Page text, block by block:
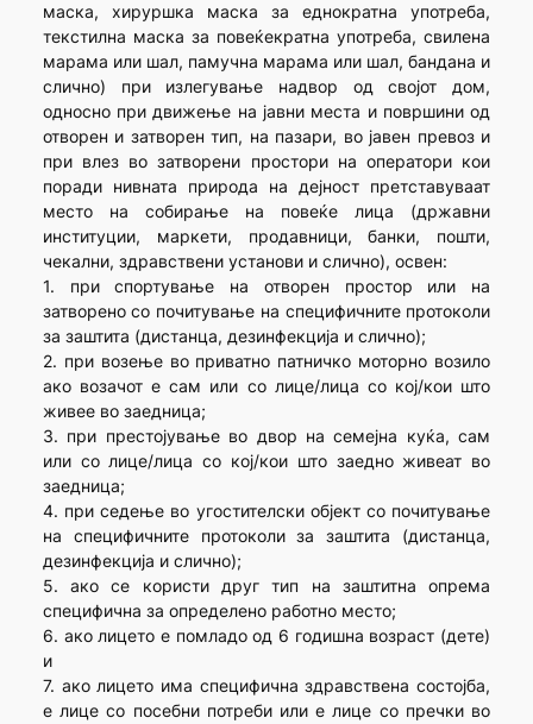
маска, хируршка маска за еднократна употреба,
текстилна маска за повеќекратна употреба, свилена
марама или шал, памучна марама или шал, бандана и
слично) при излегување надвор од својот дом,
односно при движење на јавни места и површини од
отворен и затворен тип, на пазари, во јавен превоз и
при влез во затворени простори на оператори кои
поради нивната природа на дејност претставуваат
место на собирање на повеќе лица (државни
институции, маркети, продавници, банки, пошти,
чекални, здравствени установи и слично), освен:
1. при спортување на отворен простор или на
затворено со почитување на специфичните протоколи
за заштита (дистанца, дезинфекција и слично);
2. при возење во приватно патничко моторно возило
ако возачот е сам или со лице/лица со кој/кои што
живее во заедница;
3. при престојување во двор на семејна куќа, сам
или со лице/лица со кој/кои што заедно живеат во
заедница;
4. при седење во угостителски објект со почитување
на специфичните протоколи за заштита (дистанца,
дезинфекција и слично);
5. ако се користи друг тип на заштитна опрема
специфична за определено работно место;
6. ако лицето е помладо од 6 годишна возраст (дете)
и
7. ако лицето има специфична здравствена состојба,
е лице со посебни потреби или е лице со пречки во